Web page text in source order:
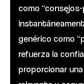
como
genérico como
refuerza la
proporcionar